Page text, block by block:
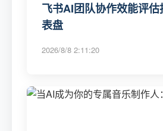
飞书AI团队协作效能评
表盘
2026/8/8 2:11:20